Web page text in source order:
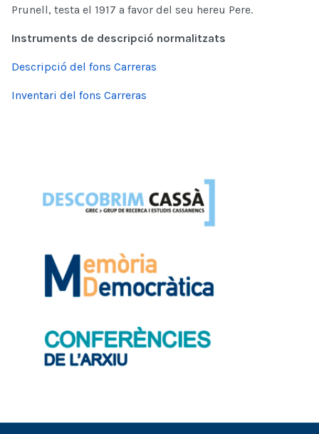
Prunell, testa el 1917 a favor del seu hereu Pere.
Instruments de descripció normalitzats
Descripció del fons Carreras
Inventari del fons Carreras